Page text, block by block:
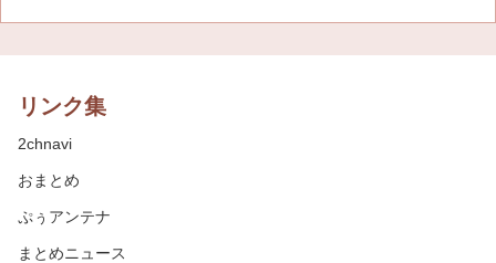
リンク集
2chnavi
おまとめ
ぷぅアンテナ
まとめニュース